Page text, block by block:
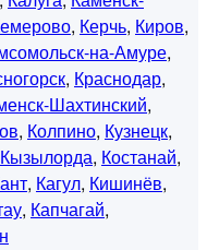
, Керчь, Киров,
на-Амуре,
, Краснодар,
Шахтинский,
, Колпино, Кузнецк,
Кызылорда, Костанай,
, Кагул, Кишинёв,
, Капчагай,